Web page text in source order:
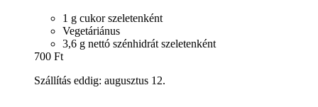
1 g cukor szeletenként
Vegetáriánus
3,6 g nettó szénhidrát szeletenként
700 Ft
Szállítás eddig: augusztus 12.